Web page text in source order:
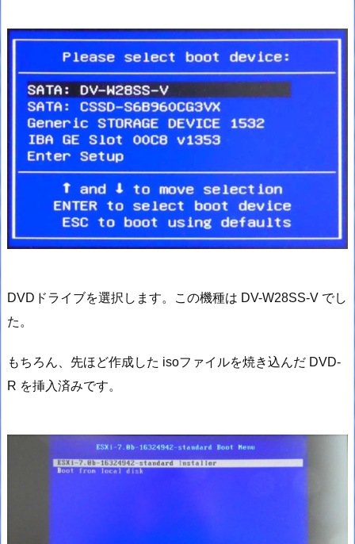
DVDドライブを選択します。この機種は DV-W28SS-V でし
た。
もちろん、先ほど作成した isoファイルを焼き込んだ DVD-
R を挿入済みです。